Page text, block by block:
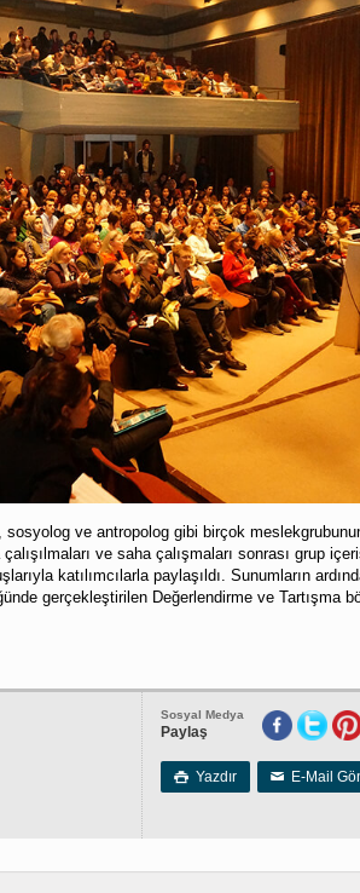
sosyolog ve antropolog gibi birçok
ve saha çalışmaları sonrası grup
katılımcılarla paylaşıldı. Sunumların
gerçekleştirilen Değerlendirme ve Tartışma
Sosyal Medya
Paylaş
 Yazdır ✉ E-Mail